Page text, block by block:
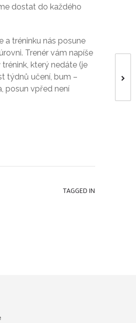
dostat do každého
a tréninku nás posune
Trenér vám napíše
který nedáte (je
týdnů učení, bum –
posun vpřed není
TAGGED IN